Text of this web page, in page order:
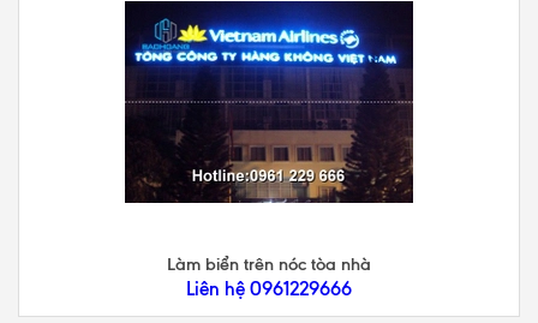
Làm biển trên nóc tòa nhà
Liên hệ 0961229666